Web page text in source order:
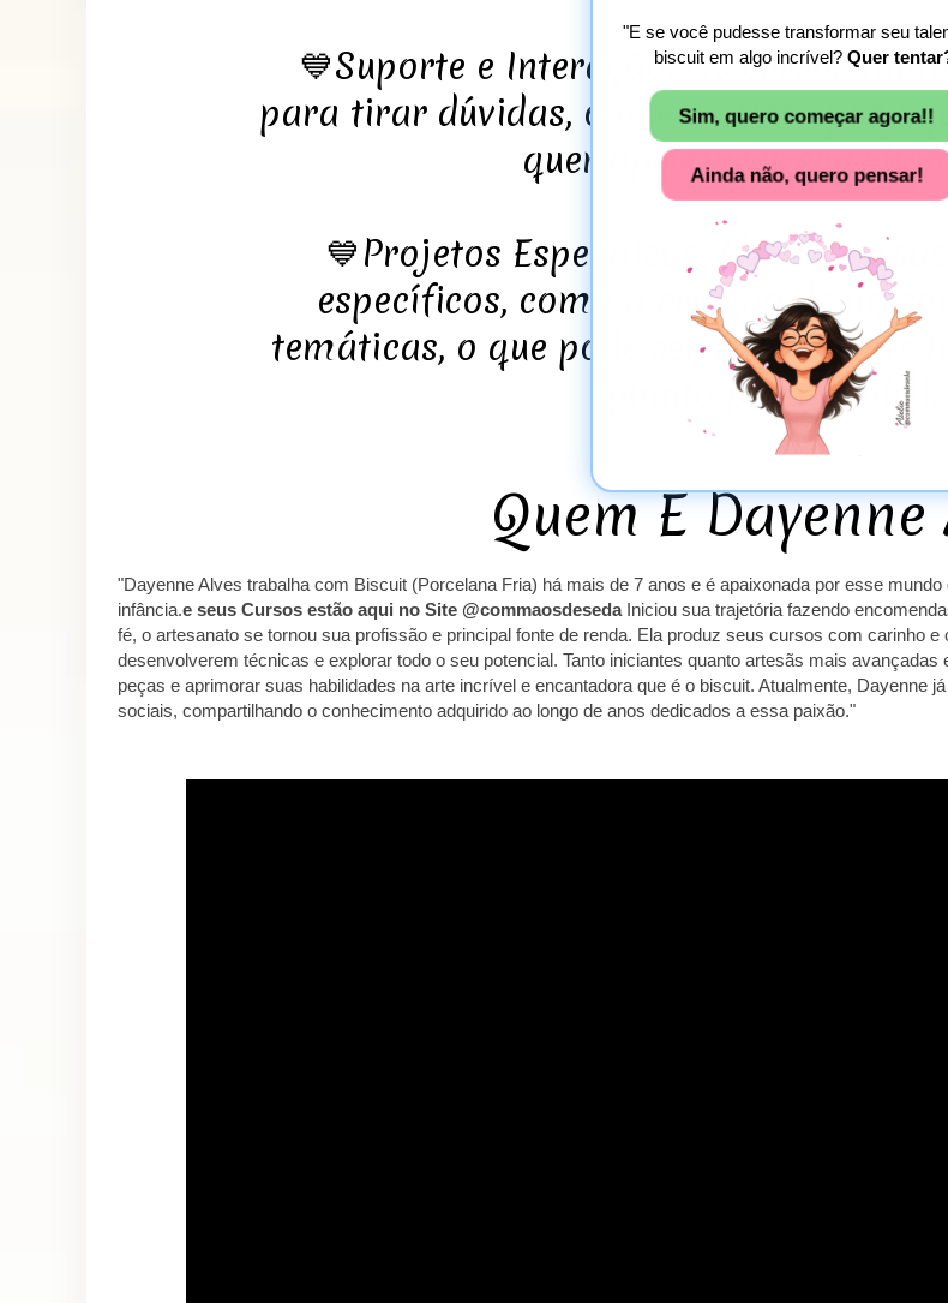
💙Suporte e Interação: Os cursos
para tirar dúvidas, o que é ótimo para
quer aprimorar suas
💙Projetos Específicos: Alguns
específicos, como a criação de
temáticas, o que pode ser interessante
quanto para
Q
"Dayenne Alves trabalha com Biscuit (Porcelana Fria) há mais de 7 anos e é apaixonada por esse
infância.e seus Cursos estão aqui no Site @commaosdesedaIniciou sua trajetória fazendo
fé, o artesanato se tornou sua profissão e principal fonte de renda. Ela produz seus cursos com carinho
desenvolverem técnicas e explorar todo o seu potencial. Tanto iniciantes quanto artesãs mais
peças e aprimorar suas habilidades na arte incrível e encantadora que é o biscuit. Atualmente, Dayenne
sociais, compartilhando o conhecimento adquirido ao longo de anos dedicados a essa paixão."
"E se você pudesse transformar seu
biscuit em algo incrível? Quer
Sim, quero começar agora!!
Ainda não, quero pensar!